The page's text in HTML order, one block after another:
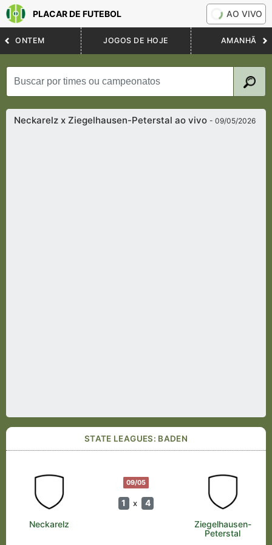
PLACAR DE FUTEBOL AO VIVO
ONTEM JOGOS DE HOJE AMANHÃ
Neckarelz x Ziegelhausen-Peterstal ao vivo- 09/05/2026
STATE LEAGUES: BADEN
09/05
1 x 4
Neckarelz
Ziegelhausen-
Peterstal